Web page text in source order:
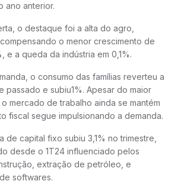
ano anterior.
o destaque foi a alta do agro,
o menor crescimento de
e a queda da indústria em 0,1%.
o consumo das famílias reverteu a
passado e subiu1%. Apesar do maior
mercado de trabalho ainda se mantém
fiscal segue impulsionando a demanda.
de capital fixo subiu 3,1% no trimestre,
desde o 1T24 influenciado pelos
extração de petróleo, e
softwares.